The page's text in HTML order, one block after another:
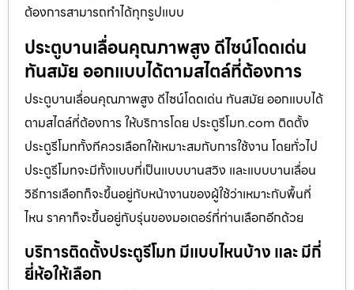
ต้องการสามารถทำได้ทุกรูปแบบ
ประตูบานเลื่อนคุณภาพสูง ดีไซน์โดดเด่น
ทันสมัย ออกแบบได้ตามสไตล์ที่ต้องการ
ประตูบานเลื่อนคุณภาพสูง ดีไซน์โดดเด่น ทันสมัย ออกแบบได้
ตามสไตล์ที่ต้องการ ให้บริการโดย ประตูรีโมท.com ติดตั้ง
ประตูรีโมททั้งทีควรเลือกให้เหมาะสมกับการใช้งาน โดยทั่วไป
ประตูรีโมทจะมีทั้งแบบที่เป็นแบบบานสวิง และแบบบานเลื่อน
วิธีการเลือกก็จะขึ้นอยู่กับหน้างานของผู้ใช้ว่าเหมาะกับพื้นที่
ไหน ราคาก็จะขึ้นอยู่กับรุ่นของมอเตอร์ที่ท่านเลือกอีกด้วย
บริการติดตั้งประตูรีโมท มีแบบไหนบ้าง และ มีกี่
ยี่ห้อให้เลือก